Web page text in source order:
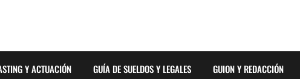
Y ACTUACIÓN GUÍA DE SUELDOS Y LEGALES GUION Y REDACCIÓN